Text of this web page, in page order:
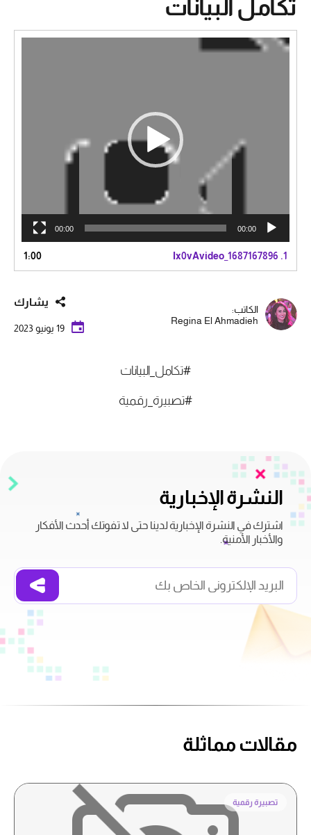
تكامل البيانات
مشغل
00:00
00:00
1.
Ix0vAvideo_1687167896
1:00
الكاتب:
Regina El Ahmadieh
يشارك
19 يونيو 2023
#تكامل_البيانات
#تصبيرة_رقمية
النشرة الإخبارية
اشترك في النشرة الإخبارية لدينا حتى لا تفوتك أحدث الأفكار
والأخبار الأمنية.
مقالات مماثلة
تصبيرة رقمية